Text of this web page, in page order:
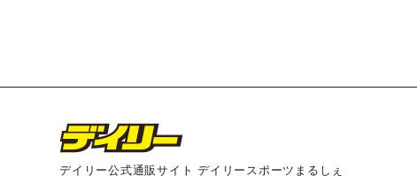
デイリー公式通販サイト デイリースポーツまるしぇ